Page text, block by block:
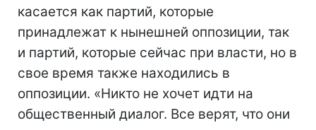
касается как партий, которые
принадлежат к нынешней оппозиции, так
и партий, которые сейчас при власти, но в
свое время также находились в
оппозиции. «Никто не хочет идти на
общественный диалог. Все верят, что они